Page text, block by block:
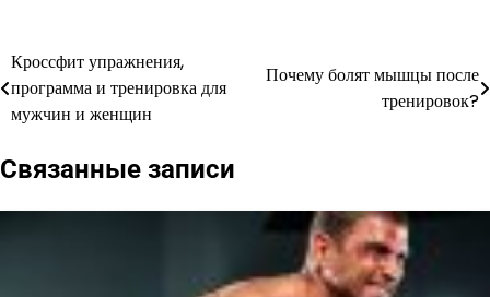
Навигация
по
Кроссфит упражнения,
программа и тренировка для
мужчин и женщин
Почему болят мышцы после
тренировок?
Связанные записи